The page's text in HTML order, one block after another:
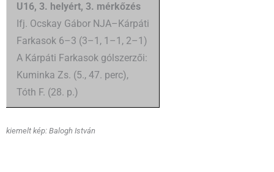
U16, 3. helyért, 3. mérkőzés
Ifj. Ocskay Gábor NJA–Kárpáti
Farkasok 6–3 (3–1, 1–1, 2–1)
A Kárpáti Farkasok gólszerzői:
Kuminka Zs. (5., 47. perc),
Tóth F. (28. p.)
kiemelt kép: Balogh István